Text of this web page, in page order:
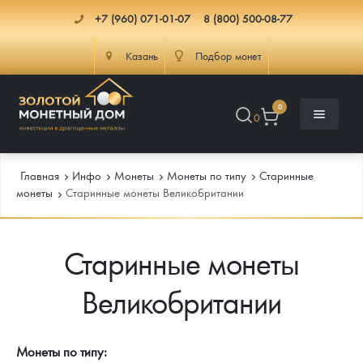
+7 (960) 071-01-07 8 (800) 500-08-77
Казань Подбор монет
0
0
Каталог Монет
Инвестиционные монеты
Как сделать заказ
Главная Инфо Монеты Монеты по типу
Старинные
монеты
Старинные монеты Великобритании
Старинные монеты
Великобритании
Монеты по типу: